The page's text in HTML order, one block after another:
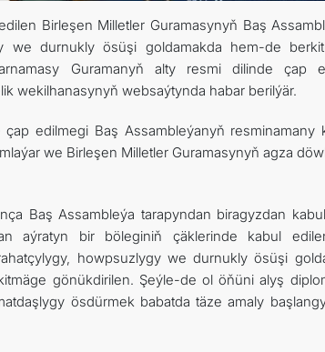
Birleşen Milletler Guramasynyň Baş
we durnukly ösüşi goldamakda hem-de
Guramanyň alty resmi dilinde çap
wekilhanasynyň websaýtynda habar berilýär.
edilmegi Baş Assambleýanyň resminamany
we Birleşen Milletler Guramasynyň agza
Baş Assambleýa tarapyndan biragyzdan
aýratyn bir böleginiň çäklerinde kabul
howpsuzlygy we durnukly ösüşi
gönükdirilen. Şeýle-de ol öňüni alyş
ösdürmek babatda täze amaly